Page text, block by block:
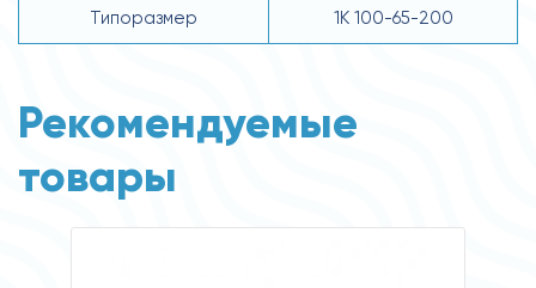
Типоразмер 1К 100-65-200
Рекомендуемые
товары